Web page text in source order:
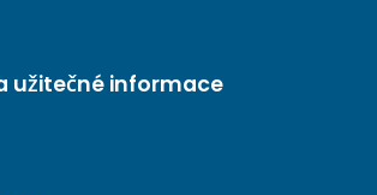
užitečné informace